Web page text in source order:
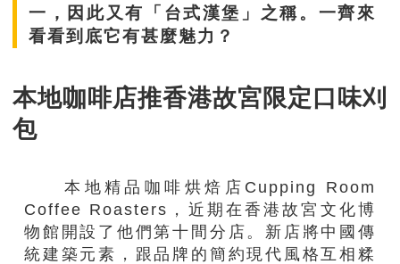
一，因此又有「台式漢堡」之稱。一齊來
看看到底它有甚麼魅力？
本地咖啡店推香港故宮限定口味刈
包
本地精品咖啡烘焙店Cupping Room
Coffee Roasters，近期在香港故宮文化博
物館開設了他們第十間分店。新店將中國傳
統建築元素，跟品牌的簡約現代風格互相糅